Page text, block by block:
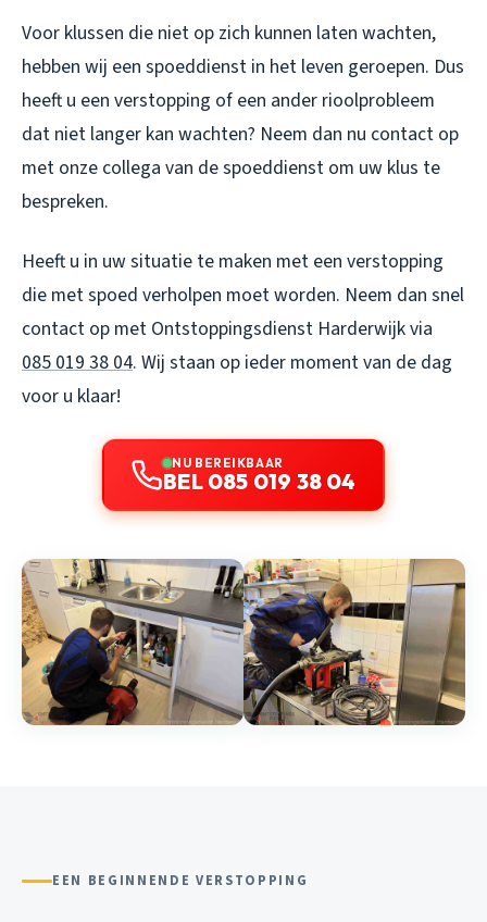
Voor klussen die niet op zich kunnen laten wachten,
hebben wij een spoeddienst in het leven geroepen. Dus
heeft u een verstopping of een ander rioolprobleem
dat niet langer kan wachten? Neem dan nu contact op
met onze collega van de spoeddienst om uw klus te
bespreken.
Heeft u in uw situatie te maken met een verstopping
die met spoed verholpen moet worden. Neem dan snel
contact op met Ontstoppingsdienst Harderwijk via
085 019 38 04. Wij staan op ieder moment van de dag
voor u klaar!
NU BEREIKBAAR
BEL 085 019 38 04
EEN BEGINNENDE VERSTOPPING